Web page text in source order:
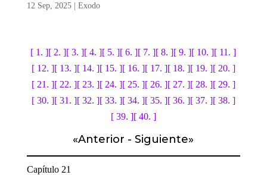
12 Sep, 2025| Exodo
[ 1. ][ 2. ][ 3. ][ 4. ][ 5. ][ 6. ][ 7. ][ 8. ][ 9. ][ 10. ][ 11. ]
[ 12. ][ 13. ][ 14. ][ 15. ][ 16. ][ 17. ][ 18. ][ 19. ][ 20. ]
[ 21. ][ 22. ][ 23. ][ 24. ][ 25. ][ 26. ][ 27. ][ 28. ][ 29. ]
[ 30. ][ 31. ][ 32. ][ 33. ][ 34. ][ 35. ][ 36. ][ 37. ][ 38. ]
[ 39. ][ 40. ]
«Anterior -Siguiente»
Capítulo 21